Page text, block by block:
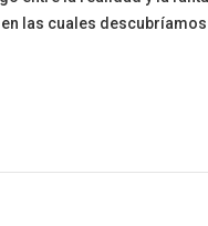
las cuales